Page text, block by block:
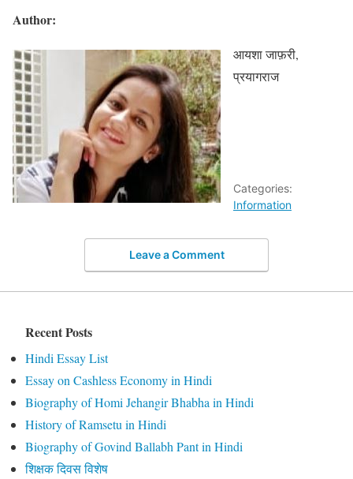
Author:
आयशा जाफ़री,
प्रयागराज
Categories:
Information
Leave a Comment
Recent Posts
Hindi Essay List
Essay on Cashless Economy in Hindi
Biography of Homi Jehangir Bhabha in Hindi
History of Ramsetu in Hindi
Biography of Govind Ballabh Pant in Hindi
शिक्षक दिवस विशेष